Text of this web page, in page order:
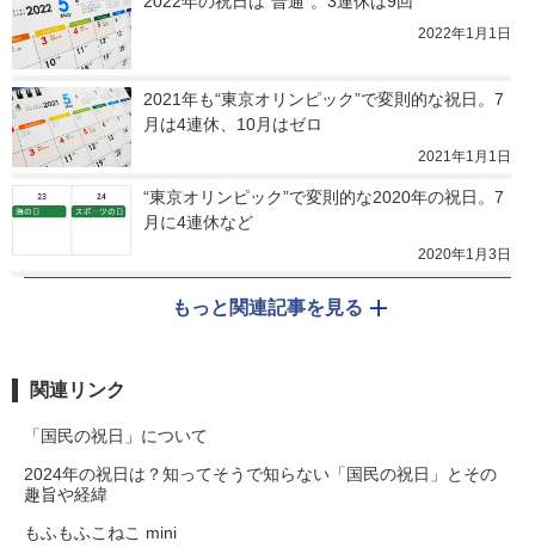
2022年1月1日
2021年も“東京オリンピック”で変則的な祝日。7
月は4連休、10月はゼロ
2021年1月1日
“東京オリンピック”で変則的な2020年の祝日。7
月に4連休など
2020年1月3日
もっと関連記事を見る
関連リンク
「国民の祝日」について
2024年の祝日は？知ってそうで知らない「国民の祝日」とその
趣旨や経緯
もふもふこねこ mini